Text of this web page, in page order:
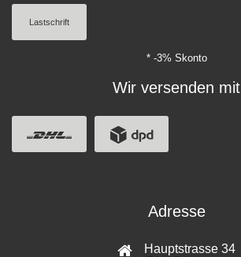
Lastschrift
* -3% Skonto
Wir versenden mit
Adresse
Hauptstrasse 34